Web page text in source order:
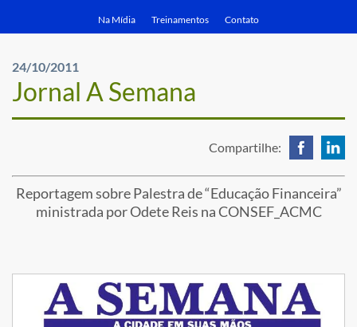
Na Mídia Treinamentos Contato
24/10/2011
Jornal A Semana
Compartilhe:
Reportagem sobre Palestra de “Educação Financeira”
ministrada por Odete Reis na CONSEF_ACMC